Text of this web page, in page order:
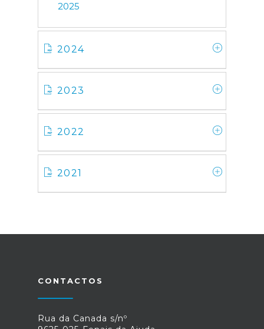
2025
2024
2023
2022
2021
CONTACTOS
Rua da Canada s/nº